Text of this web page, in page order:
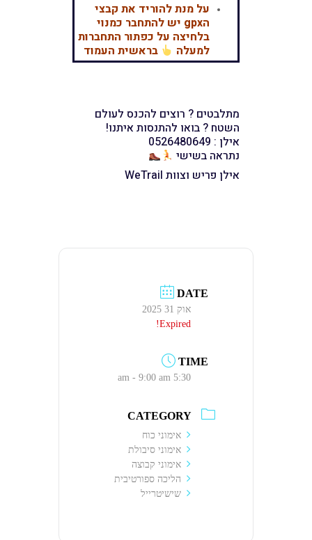
על מנת להוריד את קבצי
הgpx יש להתחבר כמנוי
בלחיצה על כפתור התחברות
למעלה
בראשית העמוד
מתלבטים ? רוצים להכנס לעולם
השטח ? בואו להתנסות איתנו!
אילן : 0526480649
נתראה בשישי
אילן פריש וצוות WeTrail
DATE
אוק 31 2025
Expired!
TIME
5:30 am - 9:00 am
CATEGORY
אימוני כוח
אימוני סיבולת
אימוני קבוצה
הליכה ספורטיבית
שישיטרייל